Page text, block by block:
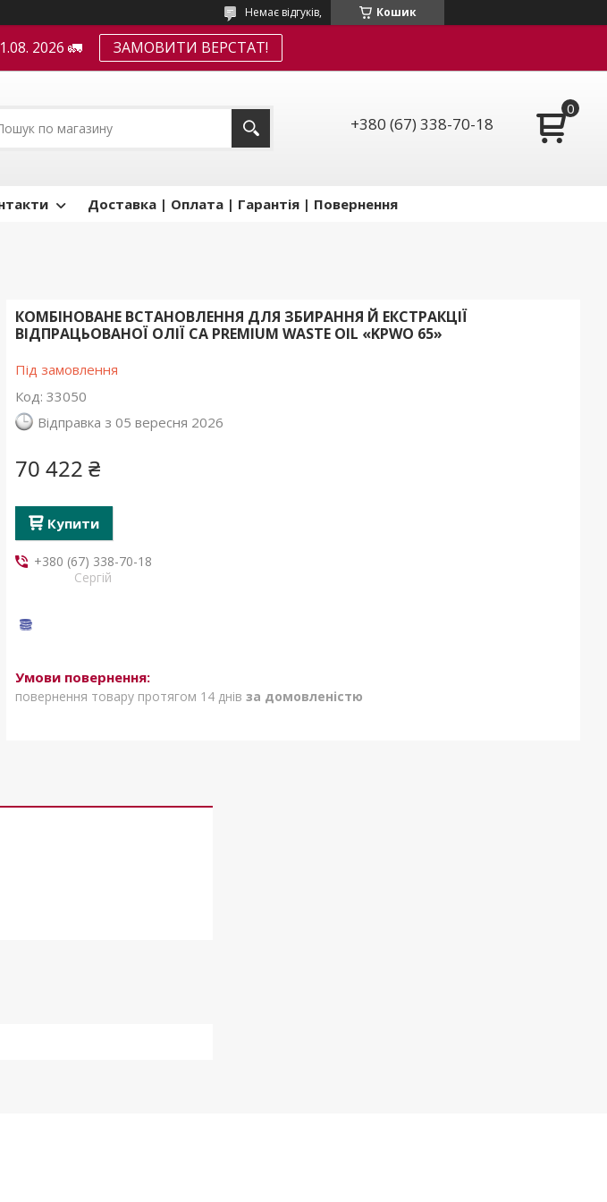
Кошик
Немає відгуків,
2026 🚛 ЗАМОВИТИ ВЕРСТАТ!
+380 (67) 338-70-18
Доставка | Оплата | Гарантія | Повернення
КОМБІНОВАНЕ ВСТАНОВЛЕННЯ ДЛЯ ЗБИРАННЯ Й ЕКСТРАКЦІЇ
ВІДПРАЦЬОВАНОЇ ОЛІЇ CA PREMIUM WASTE OIL «KPWO 65»
Під замовлення
Код: 33050
Відправка з 05 вересня 2026
70 422 ₴
Купити
+380 (67) 338-70-18
Сергій
повернення товару протягом 14 днів за домовленістю